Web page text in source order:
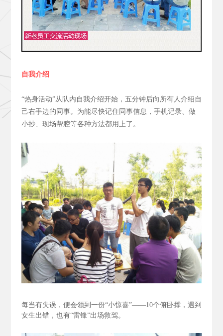
自我介绍
“热身活动”从队内自我介绍开始，五分钟后向所有人介绍自
己右手边的同事。为能尽快记住同事信息，手机记录、做
小抄、现场帮腔等各种方法都用上了。
每当有失误，便会领到一份“小惊喜”——10个俯卧撑，遇到
女生出错，也有“雷锋”出场救驾。